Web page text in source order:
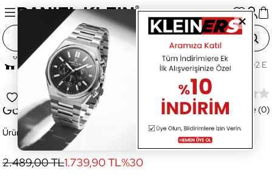
Ana Sayfa Gözlük Erkek Gözlük DK3272COL02
Favoriye Ekle
Paylaş
DK3272COL02 Erkek Güneş
Gözlüğü
Ürün Kodu:DK3272COL02
Değerlendirme (0)
2.489,00 TL1.739,90 TL%30